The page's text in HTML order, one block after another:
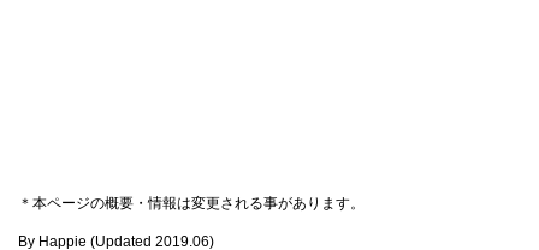
＊本ページの概要・情報は変更される事があります。
By Happie (Updated 2019.06)